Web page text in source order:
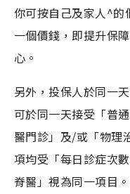
你可按自己及家人^的
一個價錢，即提升保
心。
另外，投保人於同一
可於同一天接受「普
醫門診」及/或「物理
項均受「每日診症次
脊醫」視為同一項目。